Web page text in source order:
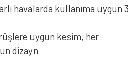
havalarda kullanıma uygun 3
uygun kesim, her
dizayn